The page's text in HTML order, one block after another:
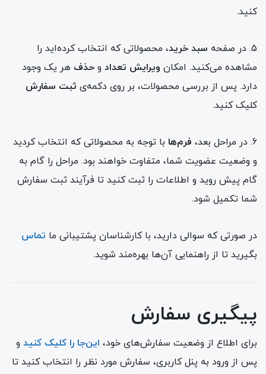
کنید.
5. در صفحه سبد خرید، محصولاتی که انتخاب کرده‌اید را
مشاهده می‌کنید. امکان ویرایش تعداد و حذف هر یک وجود
دارد. پس از بررسی محصولات، بر روی دکمه‌ی ثبت سفارش
کلیک کنید.
6. در مراحل بعد، فرم‌ها با توجه به محصولاتی که انتخاب کردید
و وضعیت عضویت شما، متفاوت خواهند بود. مراحل را گام به
گام پیش روید و اطلاعات را ثبت کنید تا فرآیند ثبت سفارش
شما تکمیل شود.
در صورتی که سوالی دارید، با کارشناسان پشتیبانی ما تماس
بگیرید تا از راهنمایی آن‌ها بهره‌مند شوید.
پیگیری سفارش
برای اطلاع از وضعیت سفارش‌های خود، این‌جا را کلیک کنید و
پس از ورود به پنل کاربری، سفارش مورد نظر را انتخاب کنید تا